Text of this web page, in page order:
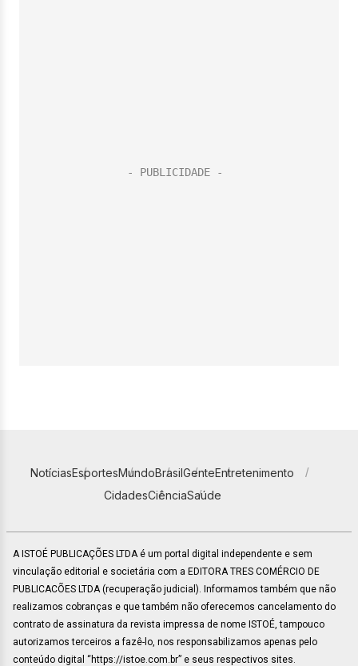
NotíciasEsportesMundoBrasilGenteEntretenimento
CidadesCiênciaSaúde
A ISTOÉ PUBLICAÇÕES LTDA é um portal digital independente e sem
vinculação editorial e societária com a EDITORA TRES COMÉRCIO DE
PUBLICACÕES LTDA (recuperação judicial). Informamos também que não
realizamos cobranças e que também não oferecemos cancelamento do
contrato de assinatura da revista impressa de nome ISTOÉ, tampouco
autorizamos terceiros a fazê-lo, nos responsabilizamos apenas pelo
conteúdo digital “https://istoe.com.br” e seus respectivos sites.